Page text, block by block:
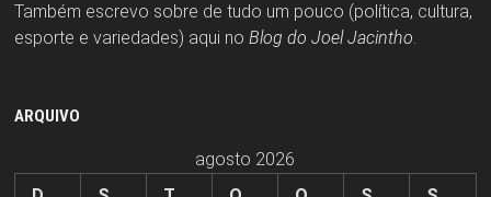
Também escrevo sobre de tudo um pouco (política, cultura,
esporte e variedades) aqui no Blog do Joel Jacintho.
ARQUIVO
agosto 2026